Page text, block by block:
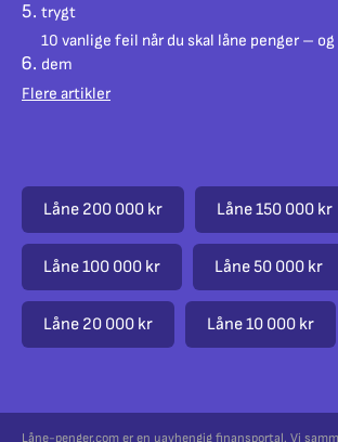
trygt
10 vanlige feil når du skal låne penger –
dem
Flere artikler
Låne 200 000 kr Låne 150 000 kr
Låne 100 000 kr Låne 50 000 kr
Låne 20 000 kr Låne 10 000 kr
Låne-penger.com er en uavhengig finansportal. Vi